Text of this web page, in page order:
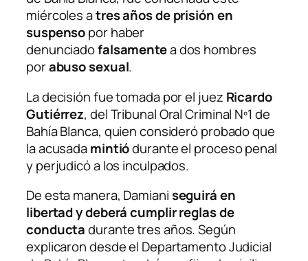
miércoles atres años de prisión en
suspensopor haber
denunciadofalsamentea dos hombres
porabuso sexual.
La decisión fue tomada por el juez Ricardo
Gutiérrez, del Tribunal Oral Criminal Nº1 de
Bahía Blanca, quien consideró probado que
la acusadamintiódurante el proceso penal
y perjudicó a los inculpados.
De esta manera, Damianiseguirá en
libertad y deberá cumplir reglas de
conductadurante tres años. Según
explicaron desde el Departamento Judicial